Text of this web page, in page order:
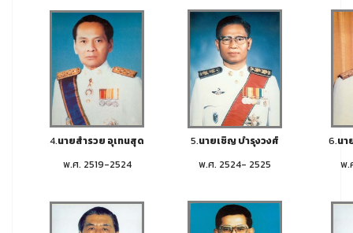
4.นายสำรวย อุเทนสุด 5.นายเชิญ บำรุงวงศ์ 6.นา
พ.ศ. 2519-2524
พ.ศ. 2524- 2525 พ.